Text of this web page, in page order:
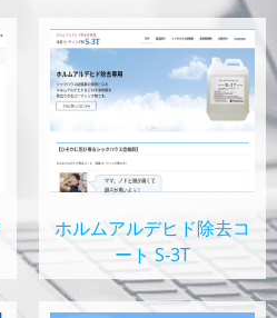
ホルムアルデヒド除去コ
ート S-3T